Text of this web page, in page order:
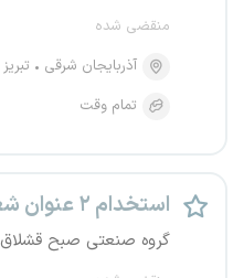
منقضی شده
آذربایجان شرقی
تبریز
تمام وقت
استخدام ۲ عنوان شغلی
گروه صنعتی صبح قشلاق